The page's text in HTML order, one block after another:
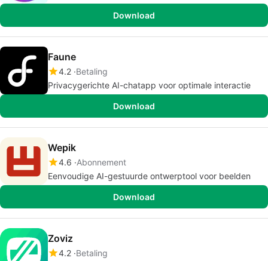
Download
Faune
4.2 Betaling
Privacygerichte AI-chatapp voor optimale interactie
Download
Wepik
4.6 Abonnement
Eenvoudige AI-gestuurde ontwerptool voor beelden
Download
Zoviz
4.2 Betaling